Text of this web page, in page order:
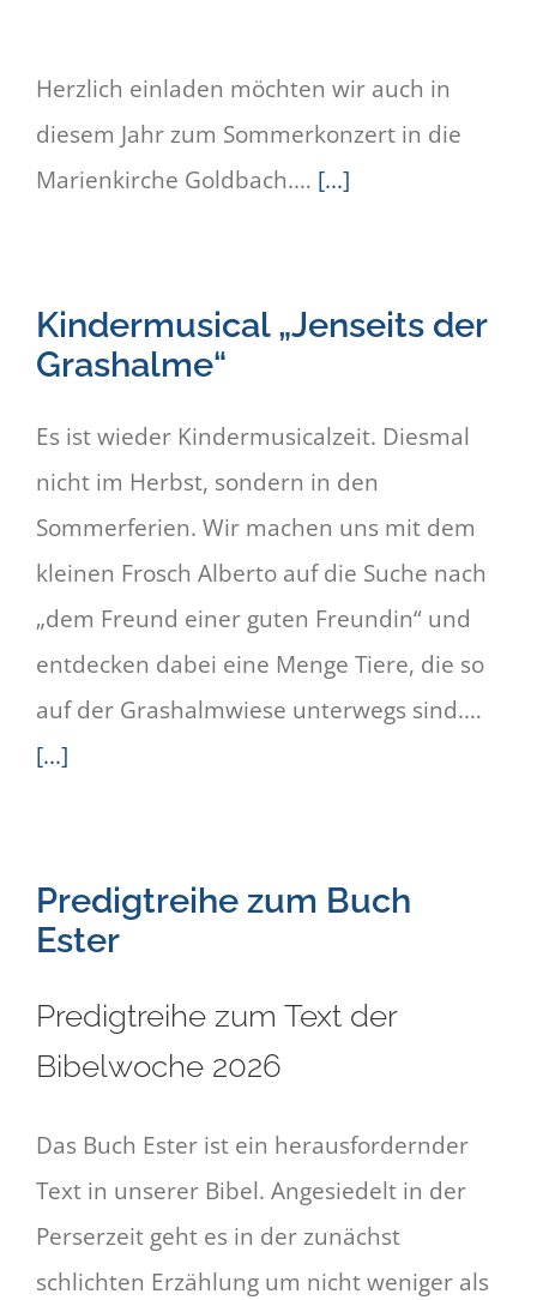
Herzlich einladen möchten wir auch in
diesem Jahr zum Sommerkonzert in die
Marienkirche Goldbach.… [...]
Kindermusical „Jenseits der
Grashalme“
Es ist wieder Kindermusicalzeit. Diesmal
nicht im Herbst, sondern in den
Sommerferien. Wir machen uns mit dem
kleinen Frosch Alberto auf die Suche nach
„dem Freund einer guten Freundin“ und
entdecken dabei eine Menge Tiere, die so
auf der Grashalmwiese unterwegs sind.…
[...]
Predigtreihe zum Buch
Ester
Predigtreihe zum Text der
Bibelwoche 2026
Das Buch Ester ist ein herausfordernder
Text in unserer Bibel. Angesiedelt in der
Perserzeit geht es in der zunächst
schlichten Erzählung um nicht weniger als